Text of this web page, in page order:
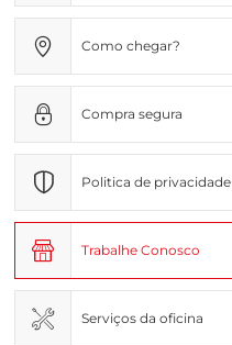
Como chegar?
Compra segura
Politica de privacidade
Trabalhe Conosco
Serviços da oficina